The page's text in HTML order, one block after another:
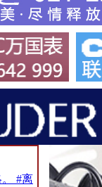
#离